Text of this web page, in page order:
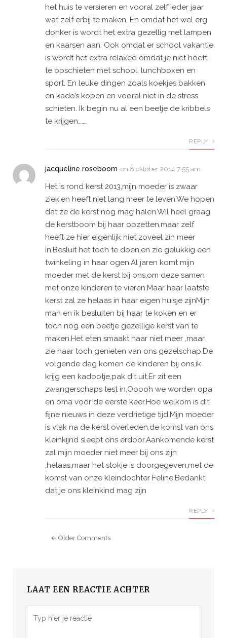
het huis te versieren en vooral zelf ieder jaar
wat zelf erbij te maken. En omdat het wel erg
donker is wordt het extra gezellig met lampen
en kaarsen aan. Ook omdat er school vakantie
is wordt het extra relaxed omdat je niet hoeft
te opschieten met school, lunchboxen en
sport. En leuke dingen zoals koekjes bakken
en kado’s kopen en vooral niet in de stress
schieten. Ik begin nu al een beetje de kribbels
te krijgen…….
REPLY
jacqueline roseboom on 8 oktober 2014 7:55 am
Het is rond kerst 2013,mijn moeder is zwaar
ziek,en heeft niet lang meer te leven.We hopen
dat ze de kerst nog mag halen.Wil heel graag
de kerstboom bij haar opzetten,maar zelf
heeft ze hier eigenlijk niet zoveel zin meer
in.Besluit het toch te doen,en zie gelukkig een
twinkeling in haar ogen.Al jaren komt mijn
moeder met de kerst bij ons,om deze samen
met onze kinderen te vieren.Maar haar laatste
kerst zal ze helaas in haar eigen huisje zijnMijn
man en ik besluiten bij haar te koken en er
toch nog een beetje gezellige kerst van te
maken.Het eten smaakt haar niet meer ,maar
zie haar toch genieten van ons gezelschap.De
volgende dag komen de kinderen bij ons,ik
krijg een kadootje,pak dit uit.Er zit een
zwangerschaps test in,Ooooh we worden opa
en oma voor de eerste keer.Hoe welkom is dit
fijne nieuws in deze verdrietige tijd.Mijn moeder
is vlak na de kerst overleden,de komst van ons
kleinkijnd sleept ons erdoor.Aankomende kerst
zal mijn moeder niet meer bij ons zijn
,helaas,maar het stokje is doorgegeven,met de
komst van onze kleindochter Feline.Bedankt
dat je ons kleinkind mag zijn
REPLY
← Older Comments
LAAT EEN REACTIE ACHTER